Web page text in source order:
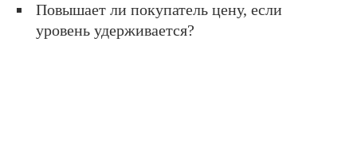
Повышает ли покупатель цену, если
уровень удерживается?